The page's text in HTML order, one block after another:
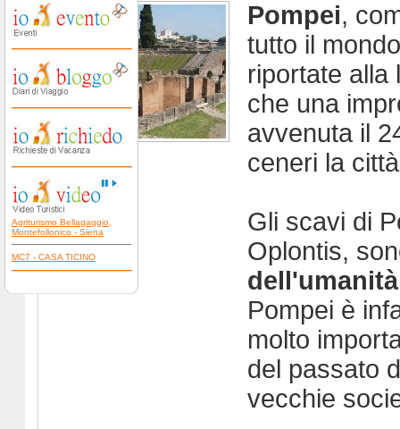
Agriturismo Bellagaggio,
Montefollonico - Siena
MC7 - CASA TICINO
Pompei,
tutto il
riportate alla
che una
avvenuta il
ceneri la
Gli scavi di
Oplontis,
Pompei è
molto
del passato
vecchie